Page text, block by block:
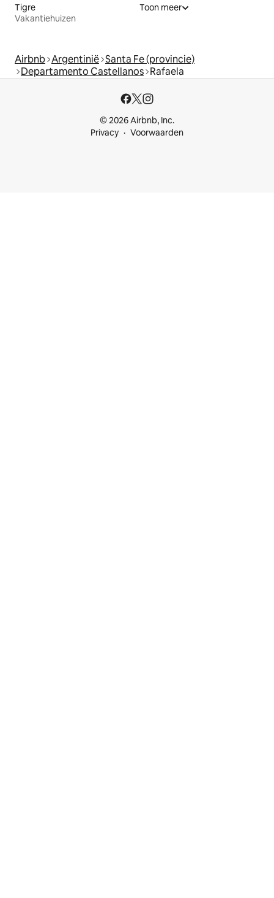
Tigre
Vakantiehuizen
Toon meer
Airbnb Argentinië Santa Fe (provincie)
Departamento Castellanos Rafaela
© 2026 Airbnb, Inc.
Privacy
Voorwaarden